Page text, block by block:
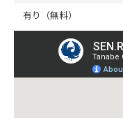
有り（無料）